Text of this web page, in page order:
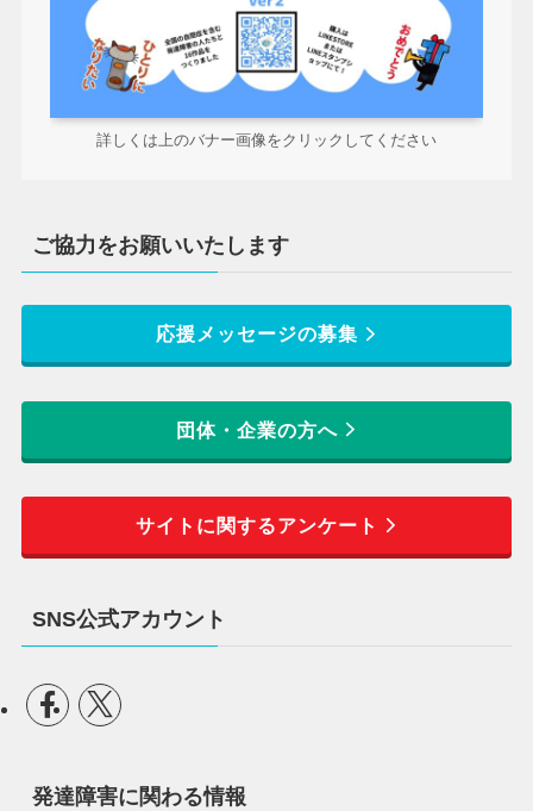
詳しくは上のバナー画像をクリックしてください
ご協力をお願いいたします
応援メッセージの募集
団体・企業の方へ
サイトに関するアンケート
SNS公式アカウント
発達障害に関わる情報